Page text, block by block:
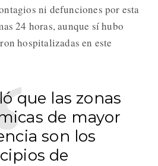
ni defunciones por esta
24 horas, aunque sí hubo
hospitalizadas en este
que las zonas
de mayor
son los
de